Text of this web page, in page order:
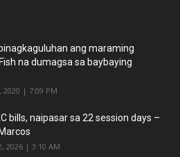
ang maraming
na dumagsa sa baybaying
2020 | 7:09 PM
bills, naipasar sa 22 session days –
2026 | 3:10 AM